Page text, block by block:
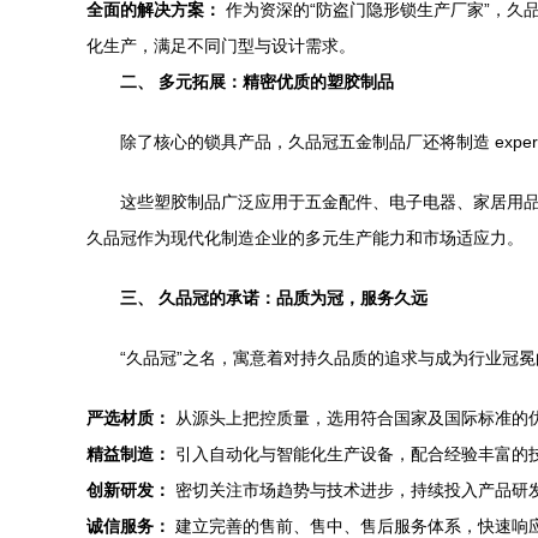
全面的解决方案： 作为资深的“防盗门隐形锁生产厂家”，
化生产，满足不同门型与设计需求。
二、 多元拓展：精密优质的塑胶制品
除了核心的锁具产品，久品冠五金制品厂还将制造
这些塑胶制品广泛应用于五金配件、电子电器、家居用
久品冠作为现代化制造企业的多元生产能力和市场适应力。
三、 久品冠的承诺：品质为冠，服务久远
“久品冠”之名，寓意着对持久品质的追求与成为行业冠
严选材质：
从源头上把控质量，选用符合国家及国际标准的
精益制造：
引入自动化与智能化生产设备，配合经验丰富
创新研发：
密切关注市场趋势与技术进步，持续投入产品研
诚信服务： 建立完善的售前、售中、售后服务体系，快速